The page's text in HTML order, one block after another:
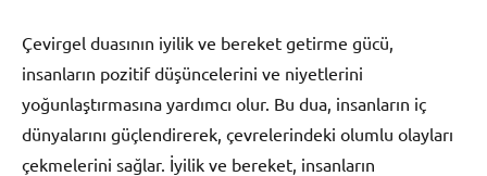
Çevirgel duasının iyilik ve bereket getirme gücü,
insanların pozitif düşüncelerini ve niyetlerini
yoğunlaştırmasına yardımcı olur. Bu dua, insanların iç
dünyalarını güçlendirerek, çevrelerindeki olumlu olayları
çekmelerini sağlar. İyilik ve bereket, insanların